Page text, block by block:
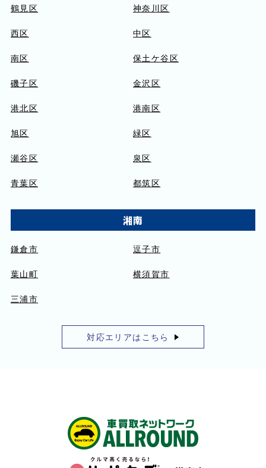
鶴見区 神奈川区
西区 中区
南区 保土ケ谷区
磯子区 金沢区
港北区 港南区
旭区 緑区
瀬谷区 泉区
青葉区 都筑区
湘南
鎌倉市 逗子市
葉山町 横須賀市
三浦市
対応エリアはこちら